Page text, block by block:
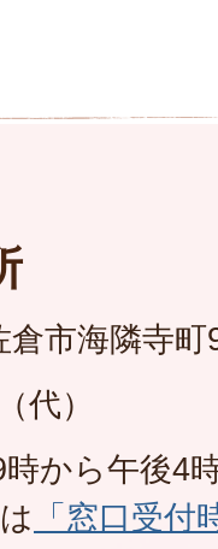
倉市海隣寺町
代）
から午後4
「窓口受